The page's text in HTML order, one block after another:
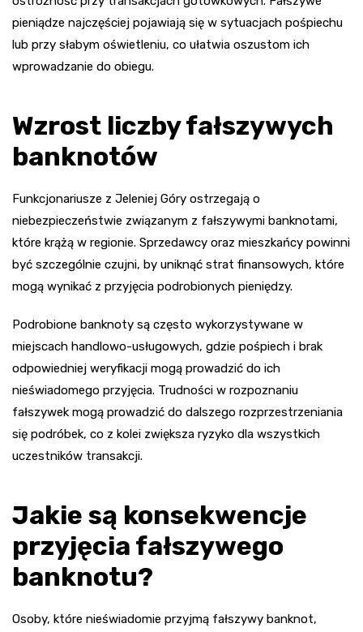
pieniądze najczęściej pojawiają się w sytuacjach pośpiechu
lub przy słabym oświetleniu, co ułatwia oszustom ich
wprowadzanie do obiegu.
Wzrost liczby fałszywych
banknotów
Funkcjonariusze z Jeleniej Góry ostrzegają o
niebezpieczeństwie związanym z fałszywymi banknotami,
które krążą w regionie. Sprzedawcy oraz mieszkańcy powinni
być szczególnie czujni, by uniknąć strat finansowych, które
mogą wynikać z przyjęcia podrobionych pieniędzy.
Podrobione banknoty są często wykorzystywane w
miejscach handlowo-usługowych, gdzie pośpiech i brak
odpowiedniej weryfikacji mogą prowadzić do ich
nieświadomego przyjęcia. Trudności w rozpoznaniu
fałszywek mogą prowadzić do dalszego rozprzestrzeniania
się podróbek, co z kolei zwiększa ryzyko dla wszystkich
uczestników transakcji.
Jakie są konsekwencje
przyjęcia fałszywego
banknotu?
Osoby, które nieświadomie przyjmą fałszywy banknot,